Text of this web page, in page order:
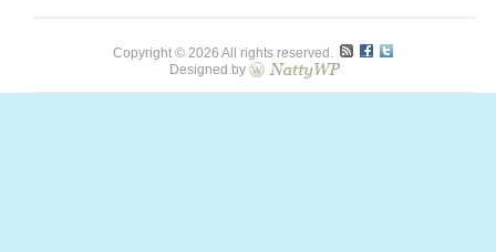
Copyright © 2026 All rights reserved.
Designed by